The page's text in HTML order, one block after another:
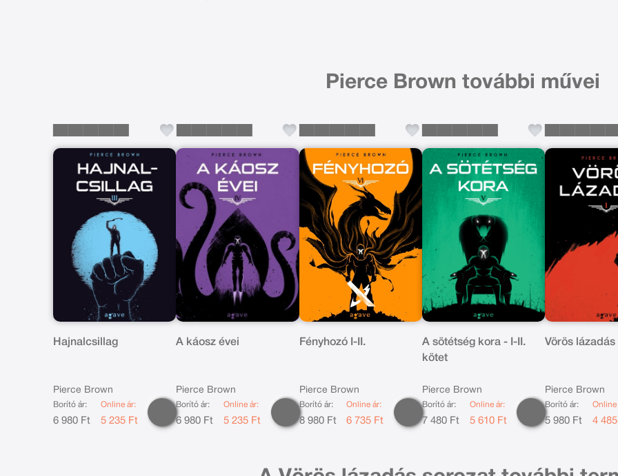
Pierce Brown további művei
Hajnalcsillag
Pierce Brown
Borító ár:
6 980 Ft
Online ár:
5 235 Ft
A káosz évei
Pierce Brown
Borító ár:
6 980 Ft
Online ár:
5 235 Ft
Fényhozó I-II.
Pierce Brown
Borító ár:
8 980 Ft
Online ár:
6 735 Ft
A sötétség kora - I-II.
kötet
Pierce Brown
Borító ár:
7 480 Ft
Online ár:
5 610 Ft
Vörös lázadás
Pierce Brown
Borító ár:
5 980 Ft
Online
4